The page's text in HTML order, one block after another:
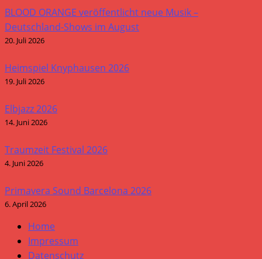
BLOOD ORANGE veröffentlicht neue Musik –
Deutschland-Shows im August
20. Juli 2026
Heimspiel Knyphausen 2026
19. Juli 2026
Elbjazz 2026
14. Juni 2026
Traumzeit Festival 2026
4. Juni 2026
Primavera Sound Barcelona 2026
6. April 2026
Home
Impressum
Datenschutz